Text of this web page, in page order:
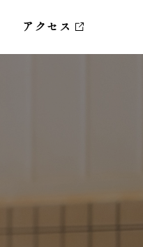
アクセス